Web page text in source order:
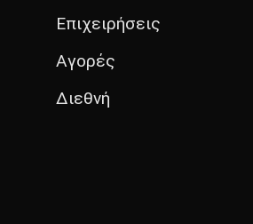
Επιχειρήσεις
Αγορές
Διεθνή